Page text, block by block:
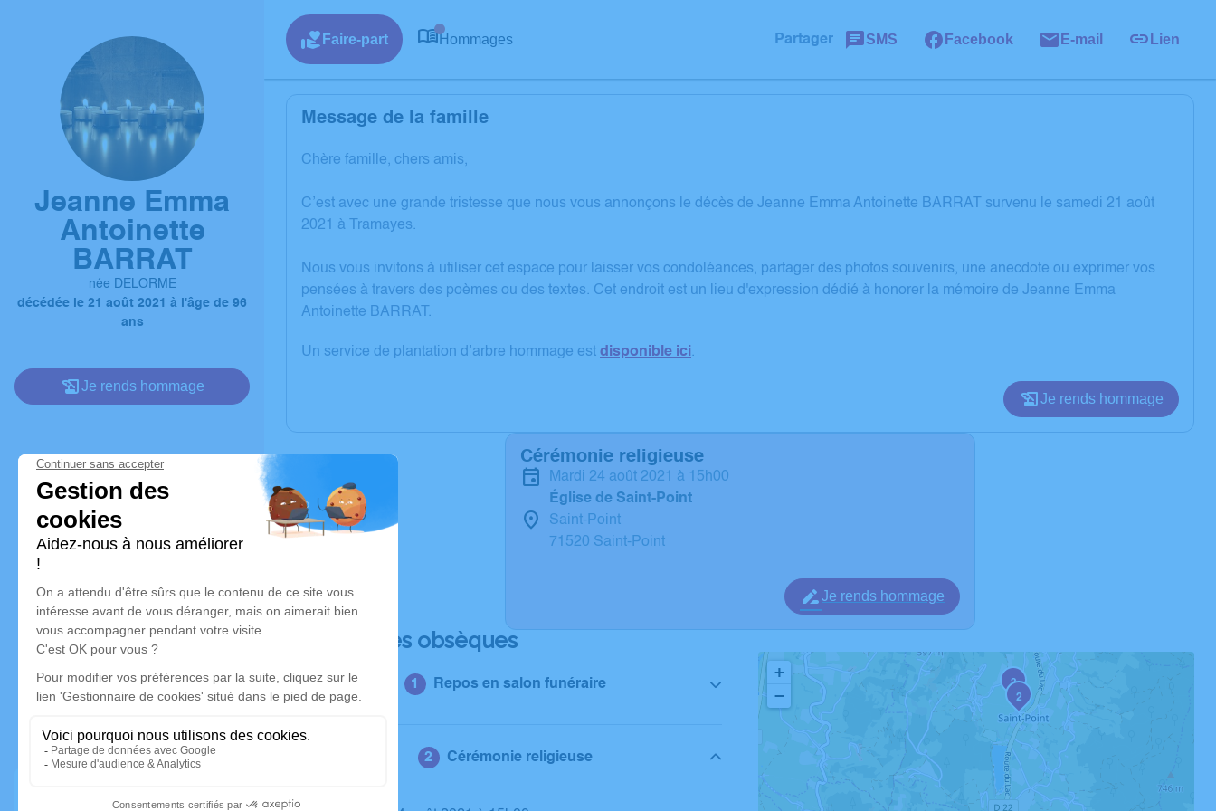
Jeanne Emma
Antoinette
BARRAT
née DELORME
décédée le 21 août 2021 à l'âge de 96
ans
Je rends hommage
Faire-part Hommages Partager SMS Facebook E-mail Lien
Message de la famille
Chère famille, chers amis,
C’est avec une grande tristesse que nous vous annonçons le décès de Jeanne Emma Antoinette BARRAT survenu le samedi 21 août
2021 à Tramayes.
Nous vous invitons à utiliser cet espace pour laisser vos condoléances, partager des photos souvenirs, une anecdote ou exprimer vos
pensées à travers des poèmes ou des textes. Cet endroit est un lieu d'expression dédié à honorer la mémoire de Jeanne Emma
Antoinette BARRAT.
Un service de plantation d’arbre hommage est disponible ici.
Je rends hommage
Cérémonie religieuse
mardi 24 août 2021 à 15h00
Église de Saint-Point
Saint-Point
71520 Saint-Point
Je rends hommage
Déroulé des obsèques
Repos en salon funéraire
Cérémonie religieuse
2
3
+
−